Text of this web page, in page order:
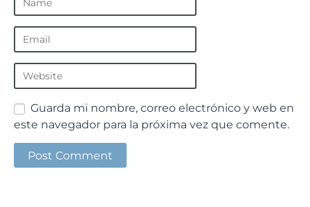
Guarda mi nombre, correo electrónico y web en
este navegador para la próxima vez que comente.